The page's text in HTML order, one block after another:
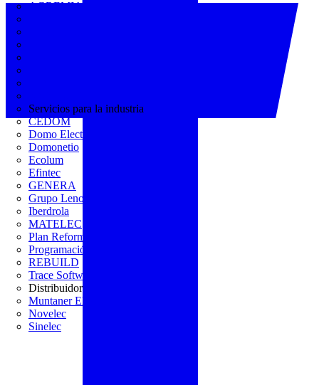
AGREMIA
Servicios para la industria
CEDOM
Domo Electra
Domonetio
Ecolum
Efintec
GENERA
Grupo Lenor
Iberdrola
MATELEC
Plan Reforma
Programación Integral
REBUILD
Trace Software
Distribuidor
Muntaner Electro
Novelec
Sinelec